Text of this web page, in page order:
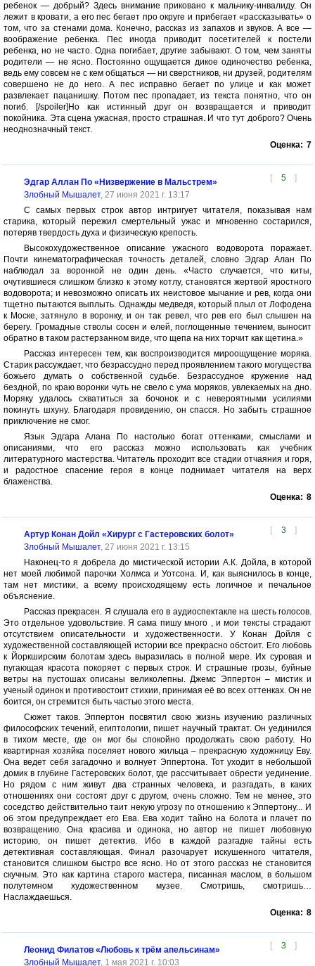
ребенок — добрый? Здесь внимание приковано к мальчику-инвалиду. Он
лежит в кровати, а его пес бегает про округе и прибегает «рассказывать» о
том, что за стенами дома. Конечно, рассказ из запахов и звуков. А все —
воображение ребенка. Пес иногда приводит посетителей к постели
ребенка, но не часто. Одна погибает, другие забывают. О том, чем заняты
родители — не ясно. Постоянно ощущается дикое одиночество ребенка,
ведь ему совсем не с кем общаться — ни сверстников, ни друзей, родителям
совершено не до него. А пес исправно бегает по улице и как может
развлекает пацанишку. Потом пес пропадает, из текста понятно, что он
погиб. [/spoiler]Но как истинный друг он возвращается и приводит
покойника. Эта сцена ужасная, просто страшная. И что тут доброго? Очень
неоднозначный текст.
Оценка: 7
[ 5 ]
Эдгар Аллан По «Низвержение в Мальстрем»
Злобный Мышалет, 27 июня 2021 г. 13:17
С самых первых строк автор интригует читателя, показывая нам
старика, который пережил смертельный ужас и мгновенно состарился,
потеряв твердость духа и физическую крепость.
Высокохудожественное описание ужасного водоворота поражает.
Почти кинематографическая точность деталей, словно Эдгар Алан По
наблюдал за воронкой не один день. «Часто случается, что киты,
очутившиеся слишком близко к этому котлу, становятся жертвой яростного
водоворота; и невозможно описать их неистовое мычание и рев, когда они
тщетно пытаются выплыть. Однажды медведя, который плыл от Лофодена
к Моске, затянуло в воронку, и он так ревел, что рев его был слышен на
берегу. Громадные стволы сосен и елей, поглощенные течением, выносит
обратно в таком растерзанном виде, что щепа на них торчит как щетина.»
Рассказ интересен тем, как воспроизводится мироощущение моряка.
Старик рассуждает, что безрассудно перед проявлением такого могущества
божьего думать о собственной судьбе. Безрассудное кружение над
бездной, по краю воронки чуть не свело с ума моряков, увлекаемых на дно.
Моряку удалось схватиться за бочонок и с невероятными усилиями
покинуть шхуну. Благодаря провидению, он спасся. Но забыть страшное
приключение не смог.
Язык Эдгара Алана По настолько богат оттенками, смыслами и
описаниями, что его рассказ можно использовать как учебник
литературного мастерства. Читатель проходит все стадии отчаяния и горя,
и радостное спасение героя в конце поднимает читателя на верх
блаженства.
Оценка: 8
[ 3 ]
Артур Конан Дойл «Хирург с Гастеровских болот»
Злобный Мышалет, 27 июня 2021 г. 13:15
Наконец-то я добрела до мистической истории А.К. Дойла, в которой
нет моей любимой парочки Холмса и Уотсона. И, как выяснилось в конце,
там нет мистики, а всему происходящему есть логичное и печальное
объяснение.
Рассказ прекрасен. Я слушала его в аудиоспектакле на шесть голосов.
Это отдельное удовольствие. Я сама пишу много , и мои тексты страдают
отсутствием описательности и художественности. У Конан Дойля с
художественной составляющей истории все прекрасно обстоит. Его любовь
к Йоркширским болотам здесь выразилась в полной мере. Их суровая и
пугающая красота покоряет с первых строк. И страшные грозы, буйные
ветры на пустошах описаны великолепны. Джемс Эппертон – мистик и
ученый одинок и противостоит стихии, принимая её во всех оттенках. Он не
боится, он стремится быть частью этого места.
Сюжет таков. Эппертон посвятил свою жизнь изучению различных
философских течений, египтологии, пишет научный трактат. Он уединился
в тихом месте, где он мог бы спокойно продолжать свою работу. Но
квартирная хозяйка поселяет нового жильца – прекрасную художницу Еву.
Она ведет себя загадочно и волнует Эппертона. Тот уходит в небольшой
домик в глубине Гастеровских болот, где рассчитывает обрести уединение.
Но рядом с ним живут два странных человека, и разгадать, в каких
отношениях они состоят друг с другом, очень сложно. Тем не менее, это
соседство действительно таит некую угрозу по отношению к Эппертону... И
об этом предупреждает его Ева. Ева ходит тайно на болота и плачет по
возвращению. Она красива и одинока, но автор не пишет любовную
историю, он пишет детектив. Ибо в каждой разгадке тайны есть
детективная составляющая. Финал разочарует искушенного читателя,
становится слишком быстро все ясно. Но от этого рассказ не становится
скучным. Это как картина старого мастера, писанная маслом, в большом
полутемном художественном музее. Смотришь, смотришь…
Наслаждаешься.
Оценка: 8
[ 3 ]
Леонид Филатов «Любовь к трём апельсинам»
Злобный Мышалет, 1 мая 2021 г. 10:03